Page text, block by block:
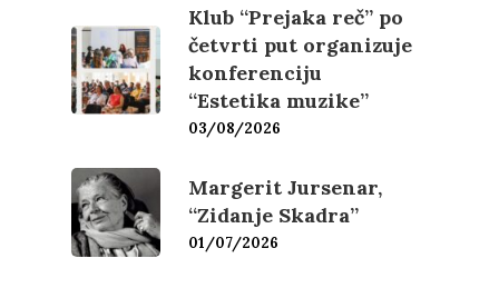
Klub “Prejaka reč” po
četvrti put organizuje
konferenciju
“Estetika muzike”
03/08/2026
Margerit Jursenar,
“Zidanje Skadra”
01/07/2026